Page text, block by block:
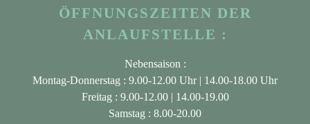
ÖFFNUNGSZEITEN DER
ANLAUFSTELLE :
Nebensaison :
Montag-Donnerstag : 9.00-12.00 Uhr | 14.00-18.00 Uhr
Freitag : 9.00-12.00 | 14.00-19.00
Samstag : 8.00-20.00